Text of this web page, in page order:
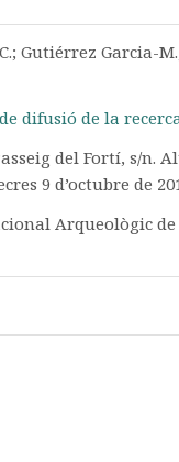
Gutiérrez Garcia-
difusió de la
del Fortí, s/n.
9 d’octubre de
Arqueològic